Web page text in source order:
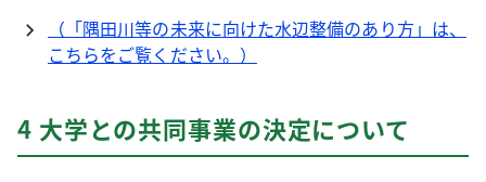
（「隅田川等の未来に向けた水辺整備のあり方」は、
こちらをご覧ください。）
4 大学との共同事業の決定について